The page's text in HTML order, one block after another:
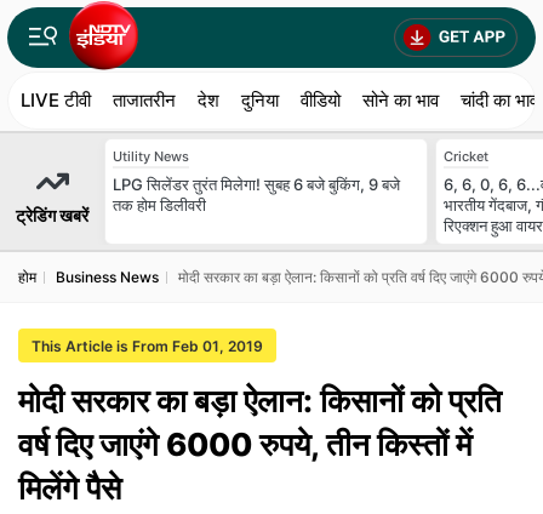
LIVE टीवी ताजातरीन देश दुनिया वीडियो सोने का भाव चांदी का भाव
ट्रेडिंग खबरें
Utility News
LPG सिलेंडर तुरंत मिलेगा! सुबह 6 बजे बुकिंग, 9 बजे
तक होम डिलीवरी
Cricket
6, 6, 0, 6,
भारतीय गेंदबाज,
रिएक्शन हुआ
होम Business News मोदी सरकार का बड़ा ऐलान: किसानों को प्रति वर्ष दिए जाएंगे 6000
This Article is From Feb 01, 2019
मोदी सरकार का बड़ा ऐलान: किसानों को प्रति
वर्ष दिए जाएंगे 6000 रुपये, तीन किस्तों में
मिलेंगे पैसे